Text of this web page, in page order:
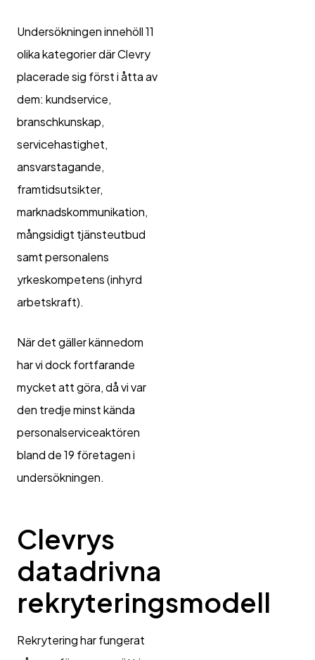
Undersökningen innehöll 11
olika kategorier där Clevry
placerade sig först i åtta av
dem: kundservice,
branschkunskap,
servicehastighet,
ansvarstagande,
framtidsutsikter,
marknadskommunikation,
mångsidigt tjänsteutbud
samt personalens
yrkeskompetens (inhyrd
arbetskraft).
När det gäller kännedom
har vi dock fortfarande
mycket att göra, då vi var
den tredje minst kända
personalserviceaktören
bland de 19 företagen i
undersökningen.
Clevrys
datadrivna
rekryteringsmodell
Rekrytering har fungerat